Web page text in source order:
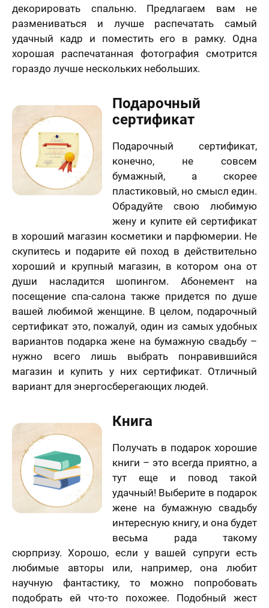
декорировать спальню. Предлагаем вам не
размениваться и лучше распечатать самый
удачный кадр и поместить его в рамку. Одна
хорошая распечатанная фотография смотрится
гораздо лучше нескольких небольших.
Подарочный
сертификат
Подарочный сертификат,
конечно, не совсем
бумажный, а скорее
пластиковый, но смысл един.
Обрадуйте свою любимую
жену и купите ей сертификат
в хороший магазин косметики и парфюмерии. Не
скупитесь и подарите ей поход в действительно
хороший и крупный магазин, в котором она от
души насладится шопингом. Абонемент на
посещение спа-салона также придется по душе
вашей любимой женщине. В целом, подарочный
сертификат это, пожалуй, один из самых удобных
вариантов подарка жене на бумажную свадьбу –
нужно всего лишь выбрать понравившийся
магазин и купить у них сертификат. Отличный
вариант для энергосберегающих людей.
Книга
Получать в подарок хорошие
книги – это всегда приятно, а
тут еще и повод такой
удачный! Выберите в подарок
жене на бумажную свадьбу
интересную книгу, и она будет
весьма рада такому
сюрпризу. Хорошо, если у вашей супруги есть
любимые авторы или, например, она любит
научную фантастику, то можно попробовать
подобрать ей что-то похожее. Подобный жест